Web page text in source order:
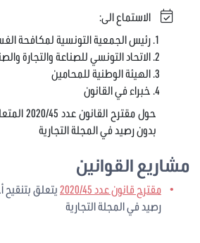
الاستماع الى:
رئيس الجمعية التونسية لمكافحة
الاتحاد التونسي للصناعة والتجارة
الهيئة الوطنية للمحامين
خبراء في القانون
حول مقترح
بدون رصيد في المجلة التجارية
مشاريع القوانين
مقترح قانون عدد 2020/45
يتعلق
رصيد في المجلة التجارية